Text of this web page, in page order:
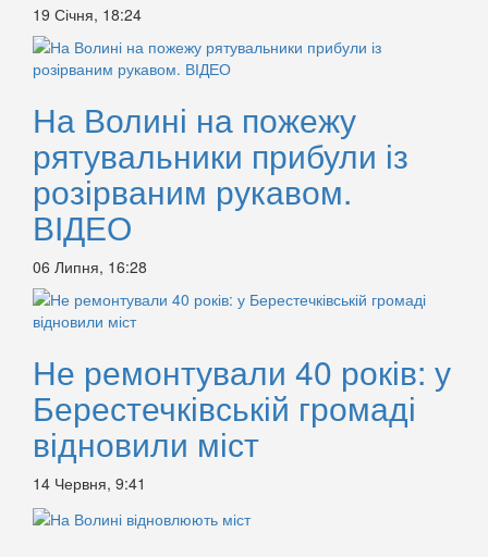
19 Січня, 18:24
На Волині на пожежу
рятувальники прибули із
розірваним рукавом.
ВІДЕО
06 Липня, 16:28
Не ремонтували 40 років: у
Берестечківській громаді
відновили міст
14 Червня, 9:41